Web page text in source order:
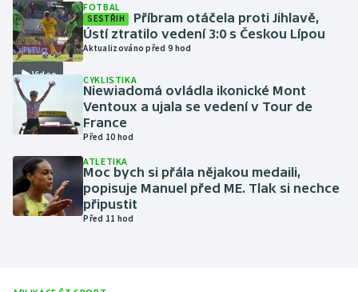
Lezení
Lyže a snowboard
Moderní pětiboj
Motorsport
Olympijské hry
Parasport
Video
FOTBAL
SESTŘIH
Příbram otáčela proti Jihlavě,
Ústí ztratilo vedení 3:0 s Českou Lípou
Aktualizováno před 9 hod
CYKLISTIKA
Niewiadomá ovládla ikonické Mont
Ventoux a ujala se vedení v Tour de
France
Před 10 hod
ATLETIKA
Moc bych si přála nějakou medaili,
popisuje Manuel před ME. Tlak si nechce
připustit
Před 11 hod